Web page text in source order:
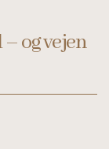
og vejen